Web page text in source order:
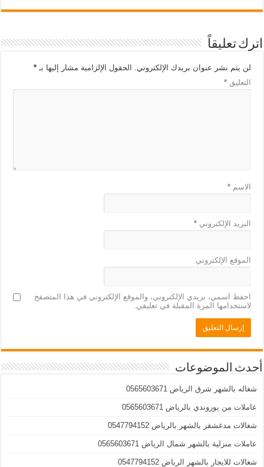
اترك تعليقاً
لن يتم نشر عنوان بريدك الإلكتروني. الحقول الإلزامية مشار إليها بـ*
التعليق*
الاسم*
البريد الإلكتروني*
الموقع الإلكتروني
احفظ اسمي، بريدي الإلكتروني، والموقع الإلكتروني في هذا المتصفح
لاستخدامها المرة المقبلة في تعليقي.
أحدث الموضوعات
شغاله بالشهر شرق الرياض 0565603671
عاملات من بوروندي بالرياض 0565603671
شغالات مدغشقر بالشهر بالرياض 0547794152
عاملات منزلية بالشهر شمال الرياض 0565603671
شغالات للايجار بالشهر الرياض 0547794152